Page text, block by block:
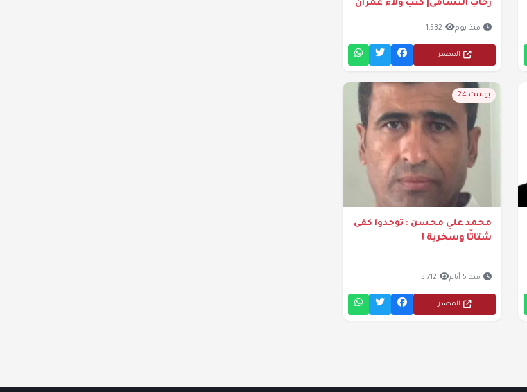
رحاب النشامى| كتب ولاء عمران
منذ يوم 1,532
المصدر
بوست 24
محمد علي محسن : توحدوا كفى
شتاتًا وسخرية !
منذ 5 أيام 3,712
المصدر